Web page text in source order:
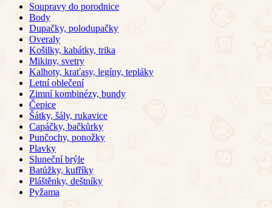
Soupravy do porodnice
Body
Dupačky, polodupačky
Overaly
Košilky, kabátky, trika
Mikiny, svetry
Kalhoty, kraťasy, legíny, tepláky
Letní oblečení
Zimní kombinézy, bundy
Čepice
Šátky, šály, rukavice
Capáčky, bačkůrky
Punčochy, ponožky
Plavky
Sluneční brýle
Batůžky, kufříky
Pláštěnky, deštníky
Pyžama